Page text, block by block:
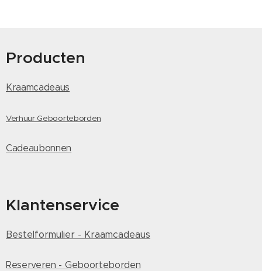
Producten
Kraamcadeaus
Verhuur Geboorteborden
Cadeaubonnen
Klantenservice
Bestelformulier - Kraamcadeaus
Reserveren - Geboorteborden